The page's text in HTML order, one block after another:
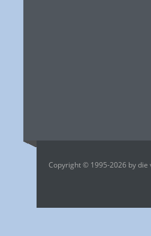
Copyright © 1995-2026 by